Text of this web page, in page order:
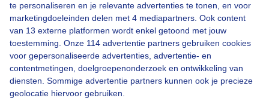
te personaliseren en je relevante advertenties te tonen, en voor
marketingdoeleinden delen met 4 mediapartners. Ook content
van 13 externe platformen wordt enkel getoond met jouw
toestemming. Onze 114 advertentie partners gebruiken cookies
voor gepersonaliseerde advertenties, advertentie- en
contentmetingen, doelgroepenonderzoek en ontwikkeling van
diensten. Sommige advertentie partners kunnen ook je precieze
geolocatie hiervoor gebruiken.
Een moment geduld aub...